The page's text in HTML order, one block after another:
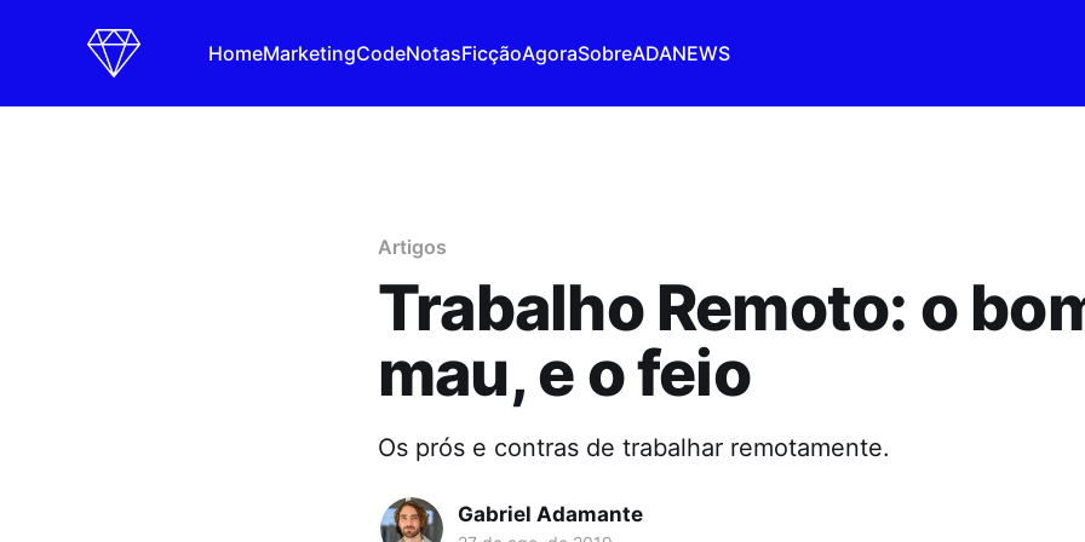
HomeMarketingCodeNotasFicçãoAgoraSobreADANEWS
Artigos
Trabalho Remoto: o
mau, e o feio
Os prós e contras de trabalhar remotamente.
Gabriel Adamante